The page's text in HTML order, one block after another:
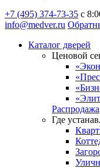
+7 (495) 374-73-35 с
info@medver.ru
Каталог дверей
Ценовой
Распродажа
Где